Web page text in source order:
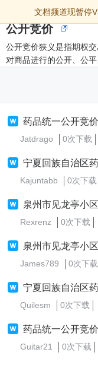
文档频道现暂停
公开竞价
公开竞价狭义是指期权
对商品进行的公开、公
药品统一公开竞
Jatdrago 0次下载
宁夏回族自治区药品统
Kajuntabb 0次下载
泉州市见龙亭小
Rexrenz 0次下载
泉州市见龙亭小
James789 0次下载
宁夏回族自治区药品统
Quilesm 0次下载
药品统一公开竞
Guitar21 0次下载